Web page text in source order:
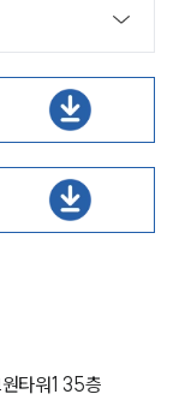
타워1 35층